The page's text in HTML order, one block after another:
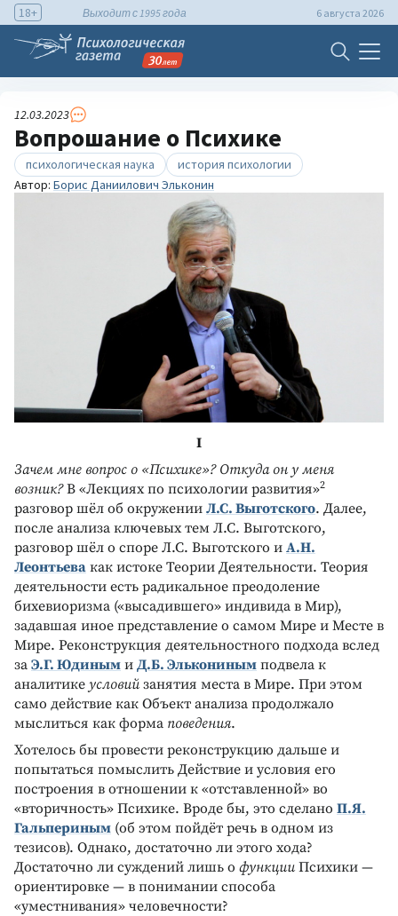
18+ Выходит с 1995 года 6 августа 2026
12.03.2023
Вопрошание о Психике
психологическая наука
история психологии
Автор: Борис Даниилович Эльконин
I
Зачем мне вопрос о «Психике»? Откуда он у меня
возник?В «Лекциях по психологии развития»2
разговор шёл об окружении Л.С. Выготского. Далее,
после анализа ключевых тем Л.С. Выготского,
разговор шёл о споре Л.С. Выготского и А.Н.
Леонтьева как истоке Теории Деятельности. Теория
деятельности есть радикальное преодоление
бихевиоризма («высадившего» индивида в Мир),
задавшая иное представление о самом Мире и Месте в
Мире. Реконструкция деятельностного подхода вслед
за Э.Г. Юдиным и Д.Б. Элькониным подвела к
аналитике условийзанятия места в Мире. При этом
само действие как Объект анализа продолжало
мыслиться как форма поведения.
Хотелось бы провести реконструкцию дальше и
попытаться помыслить Действие и условия его
построения в отношении к «отставленной» во
«вторичность» Психике. Вроде бы, это сделано П.Я.
Гальпериным (об этом пойдёт речь в одном из
тезисов). Однако, достаточно ли этого хода?
Достаточно ли суждений лишь о функцииПсихики —
ориентировке — в понимании способа
«уместнивания» человечности?